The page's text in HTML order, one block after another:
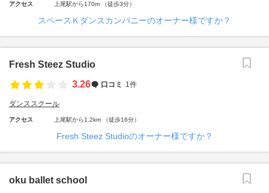
アクセス 上尾駅から170m （徒歩3分）
スペースＫダンスカンパニーのオーナー様ですか？
Fresh Steez Studio
3.26
口コミ 1件
ダンススクール
アクセス 上尾駅から1.2km （徒歩16分）
Fresh Steez Studioのオーナー様ですか？
oku ballet school